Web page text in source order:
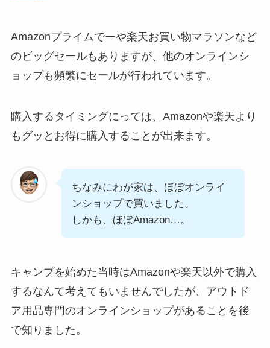
Amazonプライムでーや楽天お買い物マラソンなど
のビッグセールもありますが、他のオンラインシ
ョップも頻繁にセールが行われています。
購入するタイミングにっては、Amazonや楽天より
もグッとお得に購入することが出来ます。
ちなみにわが家は、ほぼオンライ
ンショップで買いました。
しかも、ほぼAmazon…。
キャンプを始めた当時はAmazonや楽天以外で購入
するなんて考えてもいませんでしたが、アウトド
ア用品専門のオンラインショップがあることを後
で知りました。